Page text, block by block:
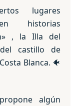
lugares
historias
, la Illa del
castillo de
Blanca. 🐠
algún